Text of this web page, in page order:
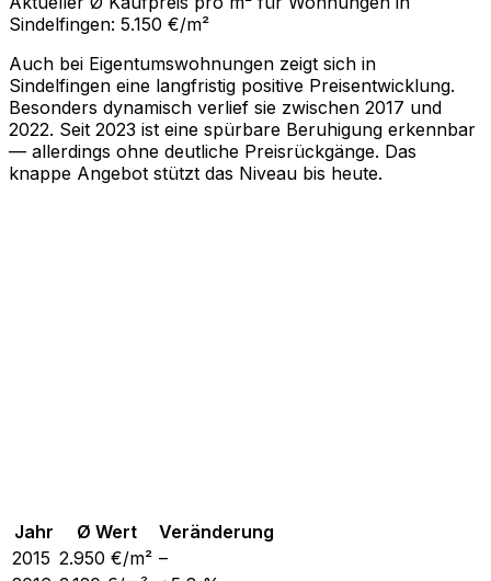
Sindelfingen: 5.150 €/m²
Auch bei Eigentumswohnungen zeigt sich in
Sindelfingen eine langfristig positive Preisentwicklung.
Besonders dynamisch verlief sie zwischen 2017 und
2022. Seit 2023 ist eine spürbare Beruhigung erkennbar
— allerdings ohne deutliche Preisrückgänge. Das
knappe Angebot stützt das Niveau bis heute.
Jahr Ø Wert
Veränderung
2015 2.950 €/m² –